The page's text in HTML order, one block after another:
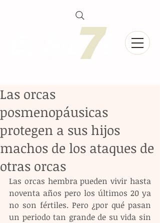
Las orcas
posmenopáusicas
protegen a sus hijos
machos de los ataques de
otras orcas
Las orcas hembra pueden vivir hasta
noventa años pero los últimos 20 ya
no son fértiles. Pero ¿por qué pasan
un periodo tan grande de su vida sin